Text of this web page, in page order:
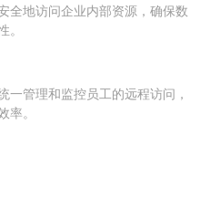
全地访问企业内部资源，确保数
一管理和监控员工的远程访问，
。